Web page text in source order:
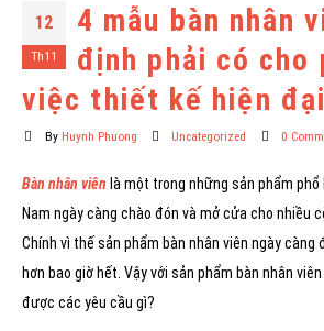
12
Th11
4 mẫu bàn nhân
định phải có cho
việc thiết kế hiện đại
By Huynh Phuong Uncategorized 0
Bàn nhân viên là một trong những sản phẩm phổ
Nam ngày càng chào đón và mở cửa cho nhiều
Chính vì thế sản phẩm bàn nhân viên ngày càng
hơn bao giờ hết. Vậy với sản phẩm bàn nhân
được các yêu cầu gì?